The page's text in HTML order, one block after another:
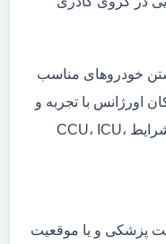
خودروهای مناسب
اورژانس با تجربه و
دانش روز، امکان انتقال بیماران در شرایط CCU، ICU،
پزشکی و یا موقعیت